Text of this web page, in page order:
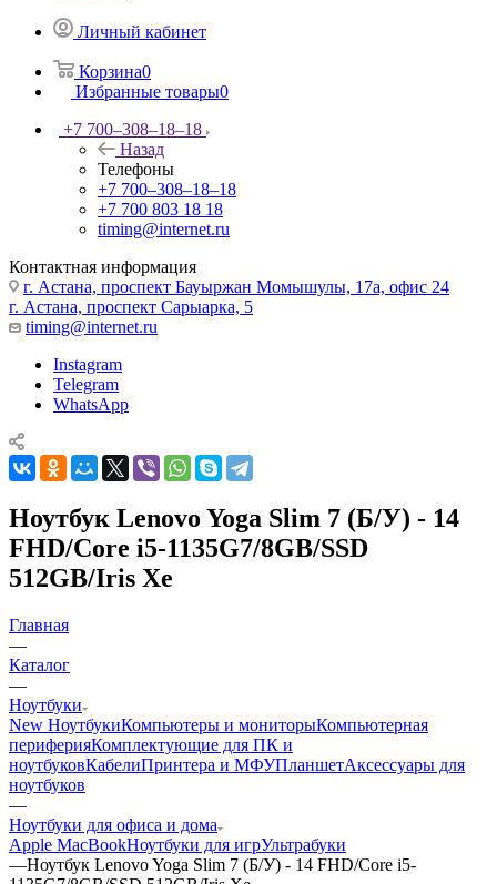
Личный кабинет
Корзина0
Избранные товары0
+7 700‒308‒18‒18
Назад
Телефоны
+7 700‒308‒18‒18
+7 700 803 18 18
timing@internet.ru
Контактная информация
г. Астана, проспект Бауыржан Момышулы, 17а, офис 24
г. Астана, проспект Сарыарка, 5
timing@internet.ru
Instagram
Telegram
WhatsApp
Ноутбук Lenovo Yoga Slim 7 (Б/У) - 14
FHD/Core i5-1135G7/8GB/SSD
512GB/Iris Xe
Главная
—
Каталог
—
Ноутбуки
New НоутбукиКомпьютеры и мониторыКомпьютерная
периферияКомплектующие для ПК и
ноутбуковКабелиПринтера и МФУПланшетАксессуары для
ноутбуков
—
Ноутбуки для офиса и дома
Apple MacBookНоутбуки для игрУльтрабуки
—Ноутбук Lenovo Yoga Slim 7 (Б/У) - 14 FHD/Core i5-